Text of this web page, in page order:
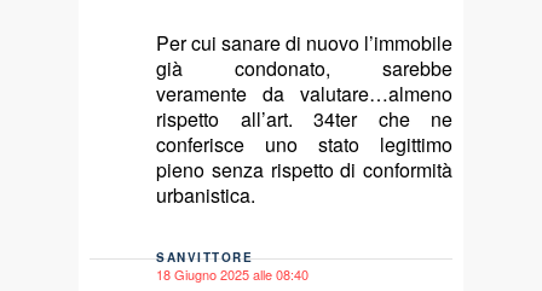
Per cui sanare di nuovo l’immobile
già condonato, sarebbe
veramente da valutare…almeno
rispetto all’art. 34ter che ne
conferisce uno stato legittimo
pieno senza rispetto di conformità
urbanistica.
SANVITTORE
18 Giugno 2025 alle 08:40